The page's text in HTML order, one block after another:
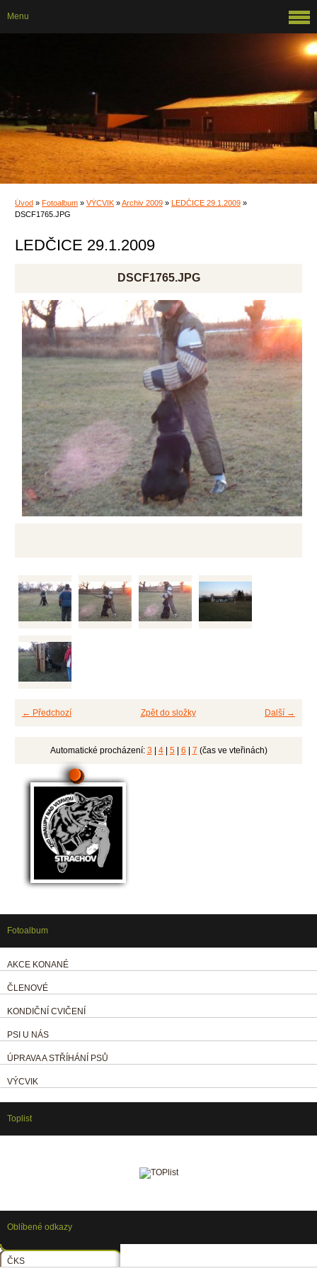
Úvod » Fotoalbum » VÝCVIK »Archiv 2009 » LEDČICE 29.1.2009 »
DSCF1765.JPG
LEDČICE 29.1.2009
DSCF1765.JPG
← Předchozí Další →
Zpět do složky
Automatické procházení: 3 | 4| 5| 6 | 7 (čas ve vteřinách)
Menu
Fotoalbum
AKCE KONANÉ
ČLENOVÉ
KONDIČNÍ CVIČENÍ
PSI U NÁS
ÚPRAVA A STŘÍHÁNÍ PSŮ
VÝCVIK
Toplist
Oblíbené odkazy
ČKS